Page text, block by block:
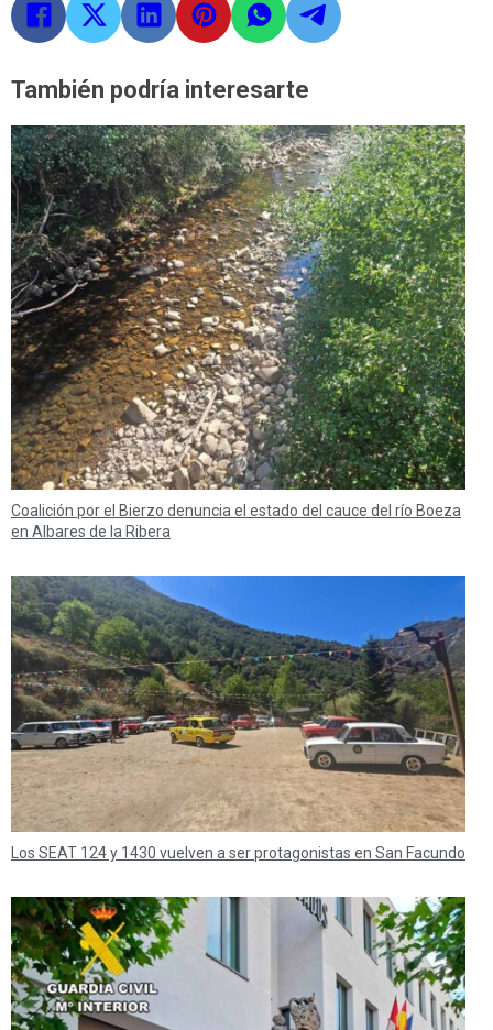
También podría interesarte
Coalición por el Bierzo denuncia el estado del cauce del río Boeza
en Albares de la Ribera
Los SEAT 124 y 1430 vuelven a ser protagonistas en San Facundo